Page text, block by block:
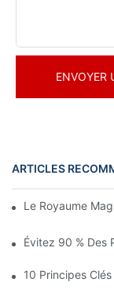
ENVOYER
ARTICLES
Le Royaume
Évitez 90 % Des
10 Principes